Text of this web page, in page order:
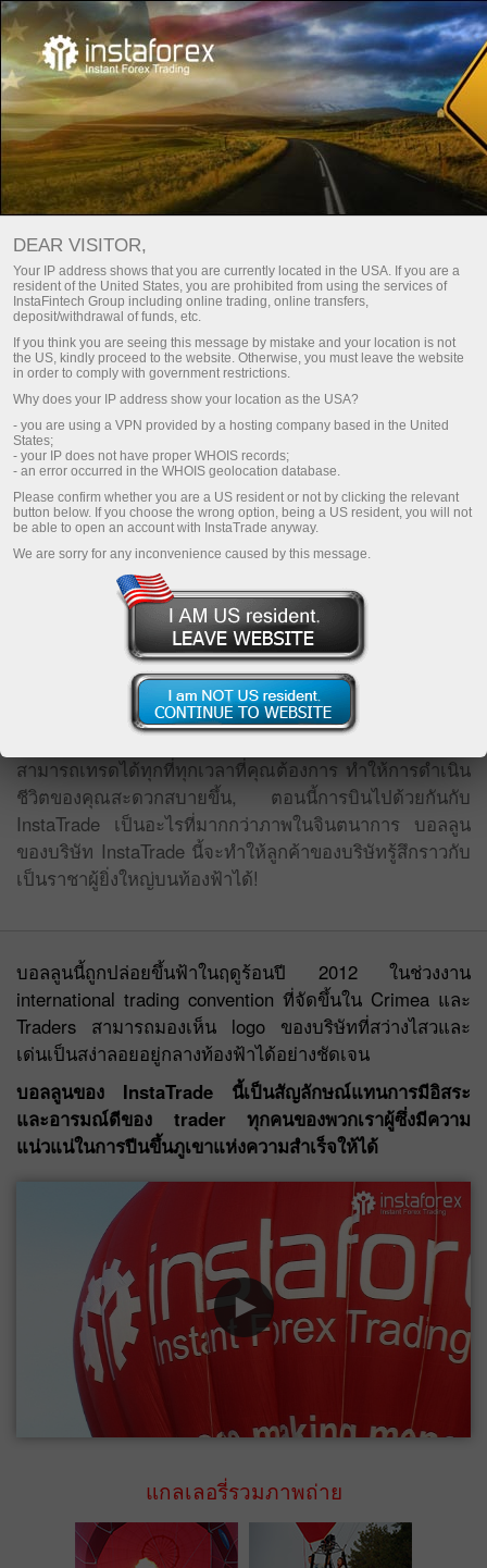
INSTATRADE: REACH FOR THE SUN
ดาวน์โหลดแพลนฟอร์มสำหรับการเทรด Metatrader
ในฤดูร้อน ปี 2012 ณ international trading convention ทาง
InstaTrade Company ได้เปิดตัวบอลลูนที่มี logo อย่างเป็น
ทางการของบริษัทอยู่บนตัวมันด้วย
การเทรดกับ InstaTrade เป็นโอกาสหนึ่งที่จะทำให้คุณลอย
อยู่เหนืองานประจำ, ปัญหาเรื่องงานต่างๆ ปัญหาทางการเงิน
ต่างๆ แล้วกระโดดพุ่งไปหากิจกรรมที่คุณชอบได้, คุณ
สามารถเทรดได้ทุกที่ทุกเวลาที่คุณต้องการ ทำให้การดำเนิน
ชีวิตของคุณสะดวกสบายขึ้น, ตอนนี้การบินไปด้วยกันกับ
InstaTrade เป็นอะไรที่มากกว่าภาพในจินตนาการ บอลลูน
ของบริษัท InstaTrade นี้จะทำให้ลูกค้าของบริษัทรู้สึกราวกับ
เป็นราชาผู้ยิ่งใหญ่บนท้องฟ้าได้!
บอลลูนนี้ถูกปล่อยขึ้นฟ้าในฤดูร้อนปี 2012 ในช่วงงาน
international trading convention ที่จัดขึ้นใน Crimea และ
Traders สามารถมองเห็น logo ของบริษัทที่สว่างไสวและ
เด่นเป็นสง่าลอยอยู่กลางท้องฟ้าได้อย่างชัดเจน
บอลลูนของ InstaTrade นี้เป็นสัญลักษณ์แทนการมีอิสระ
และอารมณ์ดีของ trader ทุกคนของพวกเราผู้ซึ่งมีความ
แน่วแน่ในการปีนขึ้นภูเขาแห่งความสำเร็จให้ได้
แกลเลอรี่รวมภาพถ่าย
DEAR VISITOR,
Your IP address shows that you are currently located in the USA. If you are a
resident of the United States, you are prohibited from using the services of
InstaFintech Group including online trading, online transfers,
deposit/withdrawal of funds, etc.
If you think you are seeing this message by mistake and your location is not
the US, kindly proceed to the website. Otherwise, you must leave the website
in order to comply with government restrictions.
Why does your IP address show your location as the USA?
- you are using a VPN provided by a hosting company based in the United
States;
- your IP does not have proper WHOIS records;
- an error occurred in the WHOIS geolocation database.
Please confirm whether you are a US resident or not by clicking the relevant
button below. If you choose the wrong option, being a US resident, you will not
be able to open an account with InstaTrade anyway.
We are sorry for any inconvenience caused by this message.